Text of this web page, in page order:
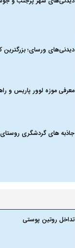
دیدنی‌های ورسای؛
معرفی موزه لوور پاریس و
جاذبه های گردشگری
تداخل روتین پوستی